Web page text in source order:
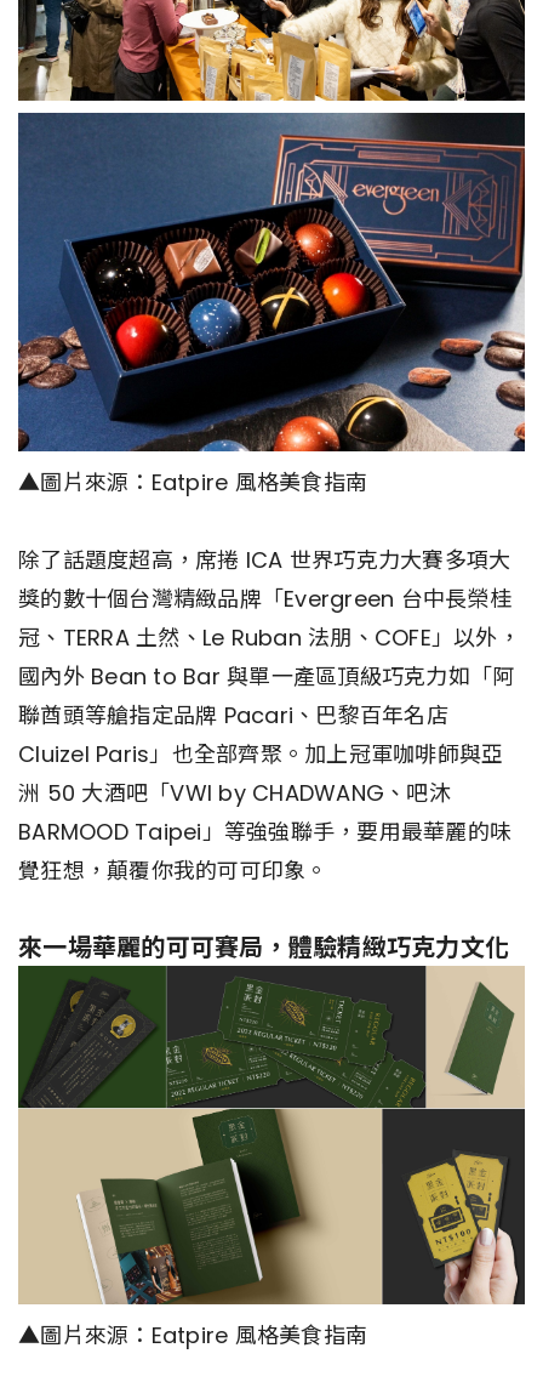
▲圖片來源：Eatpire 風格美食指南
除了話題度超高，席捲 ICA 世界巧克力大賽多項大
獎的數十個台灣精緻品牌「Evergreen 台中長榮桂
冠、TERRA 土然、Le Ruban 法朋、COFE」以外，
國內外 Bean to Bar 與單一產區頂級巧克力如「阿
聯酋頭等艙指定品牌 Pacari、巴黎百年名店
Cluizel Paris」也全部齊聚。加上冠軍咖啡師與亞
洲 50 大酒吧「VWI by CHADWANG、吧沐
BARMOOD Taipei」等強強聯手，要用最華麗的味
覺狂想，顛覆你我的可可印象。
來一場華麗的可可賽局，體驗精緻巧克力文化
▲圖片來源：Eatpire 風格美食指南